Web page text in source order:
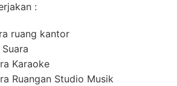
:
ruang kantor
Karaoke
Ruangan Studio Musik